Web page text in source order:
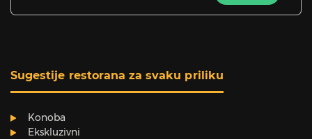
Sugestije restorana za svaku priliku
Konoba
Ekskluzivni